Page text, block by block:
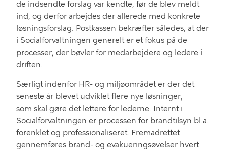
de indsendte forslag var kendte, før de blev meldt
ind, og derfor arbejdes der allerede med konkrete
løsningsforslag. Postkassen bekræfter således, at der
i Socialforvaltningen generelt er et fokus på de
processer, der bøvler for medarbejdere og ledere i
driften.
Særligt indenfor HR- og miljøområdet er der det
seneste år blevetudvikletflere nye løsninger,
som skal gøre det lettere for lederne. Internti
Socialforvaltningen er processen for brandtilsyn b l.a.
forenkletog professionaliseret. Fremadrettet
gennemføres brand- og evakueringsøvelser hvert